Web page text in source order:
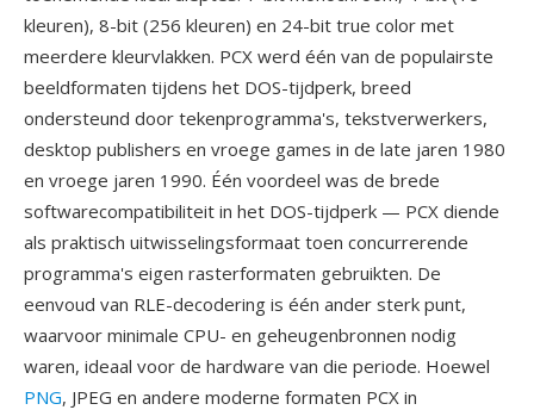
kleuren), 8-bit (256 kleuren) en 24-bit true color met
meerdere kleurvlakken. PCX werd één van de populairste
beeldformaten tijdens het DOS-tijdperk, breed
ondersteund door tekenprogramma's, tekstverwerkers,
desktop publishers en vroege games in de late jaren 1980
en vroege jaren 1990. Één voordeel was de brede
softwarecompatibiliteit in het DOS-tijdperk — PCX diende
als praktisch uitwisselingsformaat toen concurrerende
programma's eigen rasterformaten gebruikten. De
eenvoud van RLE-decodering is één ander sterk punt,
waarvoor minimale CPU- en geheugenbronnen nodig
waren, ideaal voor de hardware van die periode. Hoewel
PNG, JPEG en andere moderne formaten PCX in